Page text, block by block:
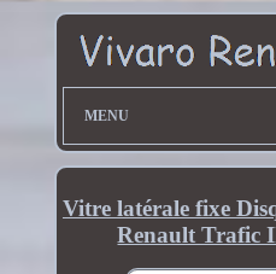
MENU
Vitre latérale fixe
Renault Trafic